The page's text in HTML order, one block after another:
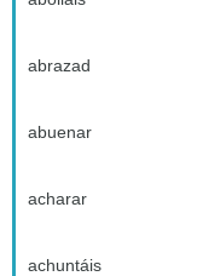
abrazad
abuenar
acharar
achuntáis